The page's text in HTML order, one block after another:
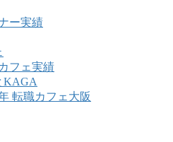
ー実績
フェ実績
KAGA
転職カフェ大阪